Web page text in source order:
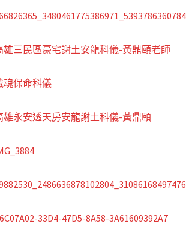
雄三民區豪宅謝土安龍科儀-黃鼎頤老師
魂保命科儀
雄永安透天房安龍謝土科儀-黃鼎頤
33D4-47D5-8A58-3A61609392A7